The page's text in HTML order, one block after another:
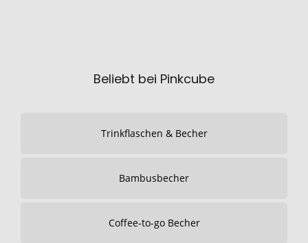
Beliebt bei Pinkcube
Trinkflaschen & Becher
Bambusbecher
Coffee-to-go Becher